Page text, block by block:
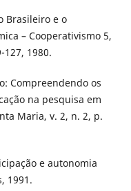
Brasileiro e o
– Cooperativismo 5,
127, 1980.
Compreendendo os
na pesquisa em
Maria, v. 2, n. 2, p.
e autonomia
1991.